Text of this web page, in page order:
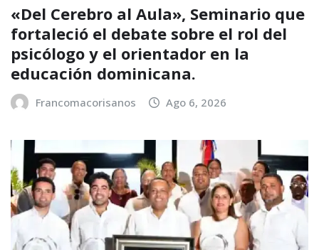
«Del Cerebro al Aula», Seminario que
fortaleció el debate sobre el rol del
psicólogo y el orientador en la
educación dominicana.
Francomacorisanos Ago 6, 2026